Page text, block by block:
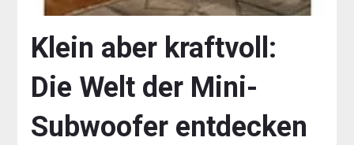
Klein aber kraftvoll:
Die Welt der Mini-
Subwoofer entdecken